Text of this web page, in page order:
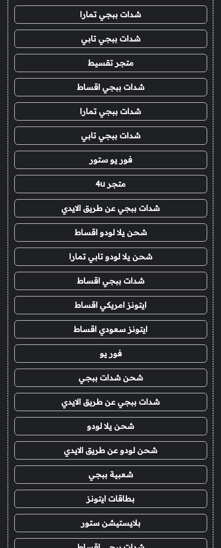
شدات ببجي تمارا
شدات ببجي تابي
متجر تقسيط
شدات ببجي اقساط
شدات ببجي تمارا
شدات ببجي تابي
فور يو ستور
متجر 4u
شدات ببجي عن طريق الايدي
شحن يلا لودو اقساط
شحن يلا لودو تابي تمارا
شدات ببجي اقساط
ايتونز امريكي اقساط
ايتونز سعودي اقساط
فور يو
شحن شدات ببجي
شدات ببجي عن طريق الايدي
شحن يلا لودو
شحن لودو عن طريق الايدي
شعبية ببجي
بطاقات ايتونز
بلايستيشن ستور